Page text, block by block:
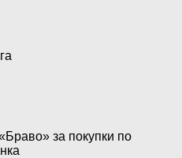
за покупки по